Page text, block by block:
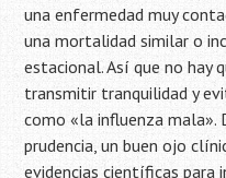
una enfermedad muy
una mortalidad similar o
estacional. Así que no hay
transmitir tranquilidad y
como «la influenza mala».
prudencia, un buen ojo
evidencias científicas para